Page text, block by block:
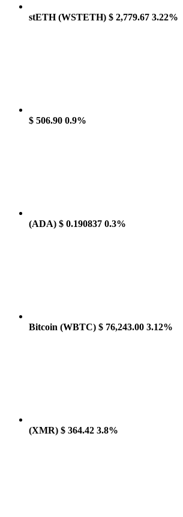
stETH(WSTETH) $ 2,779.67 3.22%
$ 506.90 0.9%
(ADA) $ 0.190837 0.3%
Bitcoin (WBTC) $ 76,243.00 3.12%
(XMR) $ 364.42 3.8%